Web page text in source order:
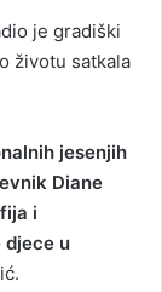
je gradiški
životu satkala
jesenjih
Diane
i
djece u